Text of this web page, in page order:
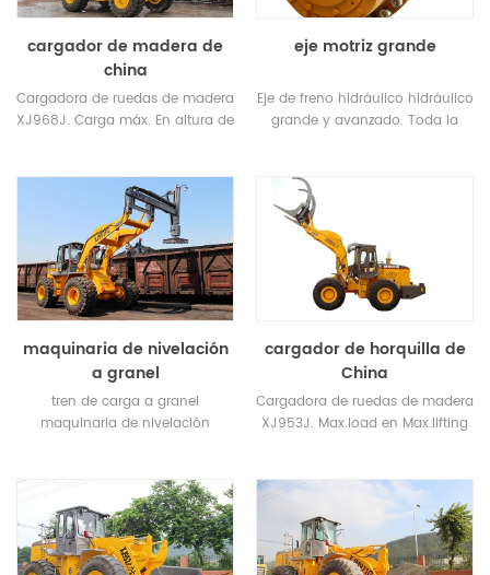
cargador de madera de
china
Cargadora de ruedas de madera
XJ968J. Carga máx. En altura de
eje motriz grande
Eje de freno hidráulico hidráulico
grande y avanzado. Toda la
maquinaria de nivelación
a granel
tren de carga a granel
maquinaria de nivelación
cargador de horquilla de
China
Cargadora de ruedas de madera
XJ953J. Max.load en Max.lifting